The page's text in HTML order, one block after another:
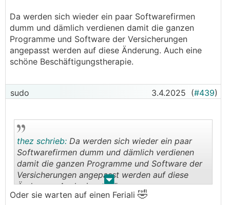
Da werden sich wieder ein paar Softwarefirmen
dumm und dämlich verdienen damit die ganzen
Programme und Software der Versicherungen
angepasst werden auf diese Änderung. Auch eine
schöne Beschäftigungstherapie.
sudo 3.4.2025 (#439)
. .
thez schrieb: Da werden sich wieder ein paar
Softwarefirmen dumm und dämlich verdienen
damit die ganzen Programme und Software der
Versicherungen angepasst werden auf diese
Änderung. Auch eine schöne
Beschäftigungstherapie.
Oder sie warten auf einen Feriali 🤣